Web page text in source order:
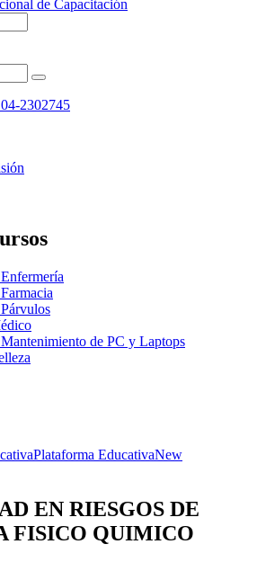
04-2302745
de PC y Laptops
Plataforma EducativaNew
EN RIESGOS DE
FISICO QUIMICO